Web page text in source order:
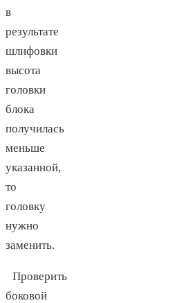
в
результате
шлифовки
высота
головки
блока
получилась
меньше
указанной,
то
головку
нужно
заменить.
Проверить
боковой